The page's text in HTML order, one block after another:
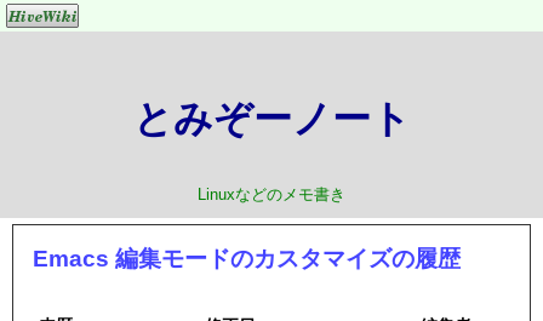
とみぞーノート
Linuxなどのメモ書き
Emacs 編集モードのカスタマイズの履歴